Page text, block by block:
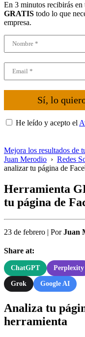
En 3 minutos recibirás en
GRATIS todo lo que
empresa.
Sí, lo
He leído y acepto el
Mejora los resultados de
Juan Merodio › Redes
analizar tu página de
Herramienta
tu página de
23 de febrero | PorJuan
Share at:
ChatGPT Perplexity
Grok Google AI
Analiza tu
herramienta